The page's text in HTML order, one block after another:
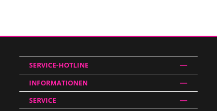
SERVICE-HOTLINE
INFORMATIONEN
SERVICE